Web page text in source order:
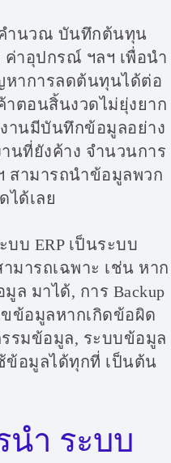
ำนวณ บันทึกต้นทุน
าอุปกรณ์ ฯลฯ เพื่อนำ
าการลดต้นทุนได้ต่อ
ตอนสิ้นงวดไม่ยุ่งยาก
านมีบันทึกข้อมูลอย่าง
นที่ยังค้าง จำนวนการ
สามารถนำข้อมูลพวก
ได้เลย
บ ERP เป็นระบบ
มารถเฉพาะ เช่น หาก
ล มาได้, การ Backup
ข้อมูลหากเกิดข้อผิด
รมข้อมูล, ระบบข้อมูล
ข้อมูลได้ทุกที่ เป็นต้น
นำ ระบบ